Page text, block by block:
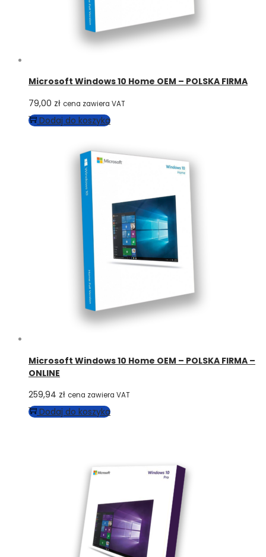
Microsoft Windows 10 Home OEM – POLSKA FIRMA
79,00 zł cena zawiera VAT
Dodaj do koszyka
Microsoft Windows 10 Home OEM – POLSKA FIRMA –
ONLINE
259,94 zł cena zawiera VAT
Dodaj do koszyka